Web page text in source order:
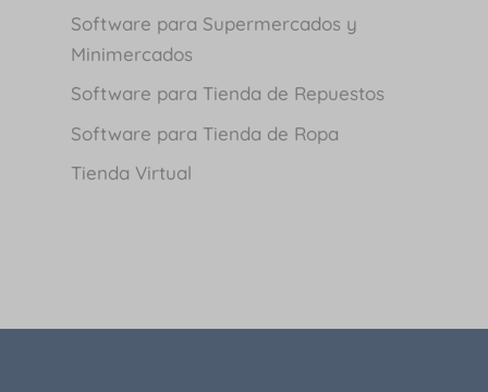
Software para Supermercados y
Minimercados
Software para Tienda de Repuestos
Software para Tienda de Ropa
Tienda Virtual